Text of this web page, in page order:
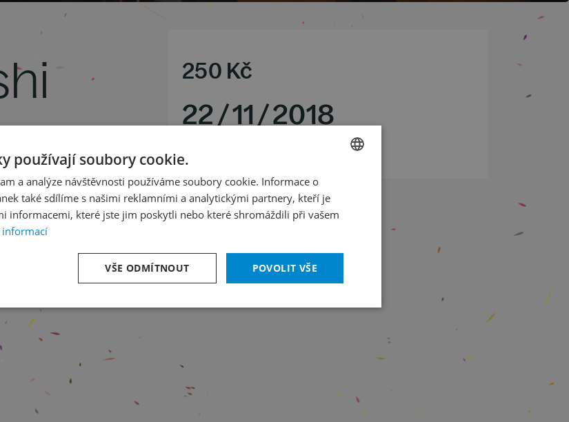
250 Kč
22/11/2018
Čtvrtek 19.30
ENGLISH
používají soubory cookie.
a analýze návštěvnosti používáme soubory cookie. Informace o
také sdílíme s našimi reklamními a analytickými partnery, kteří je
informacemi, které jste jim poskytli nebo které shromáždili při vašem
informací
POVOLIT VŠE
VŠE ODMÍTNOUT